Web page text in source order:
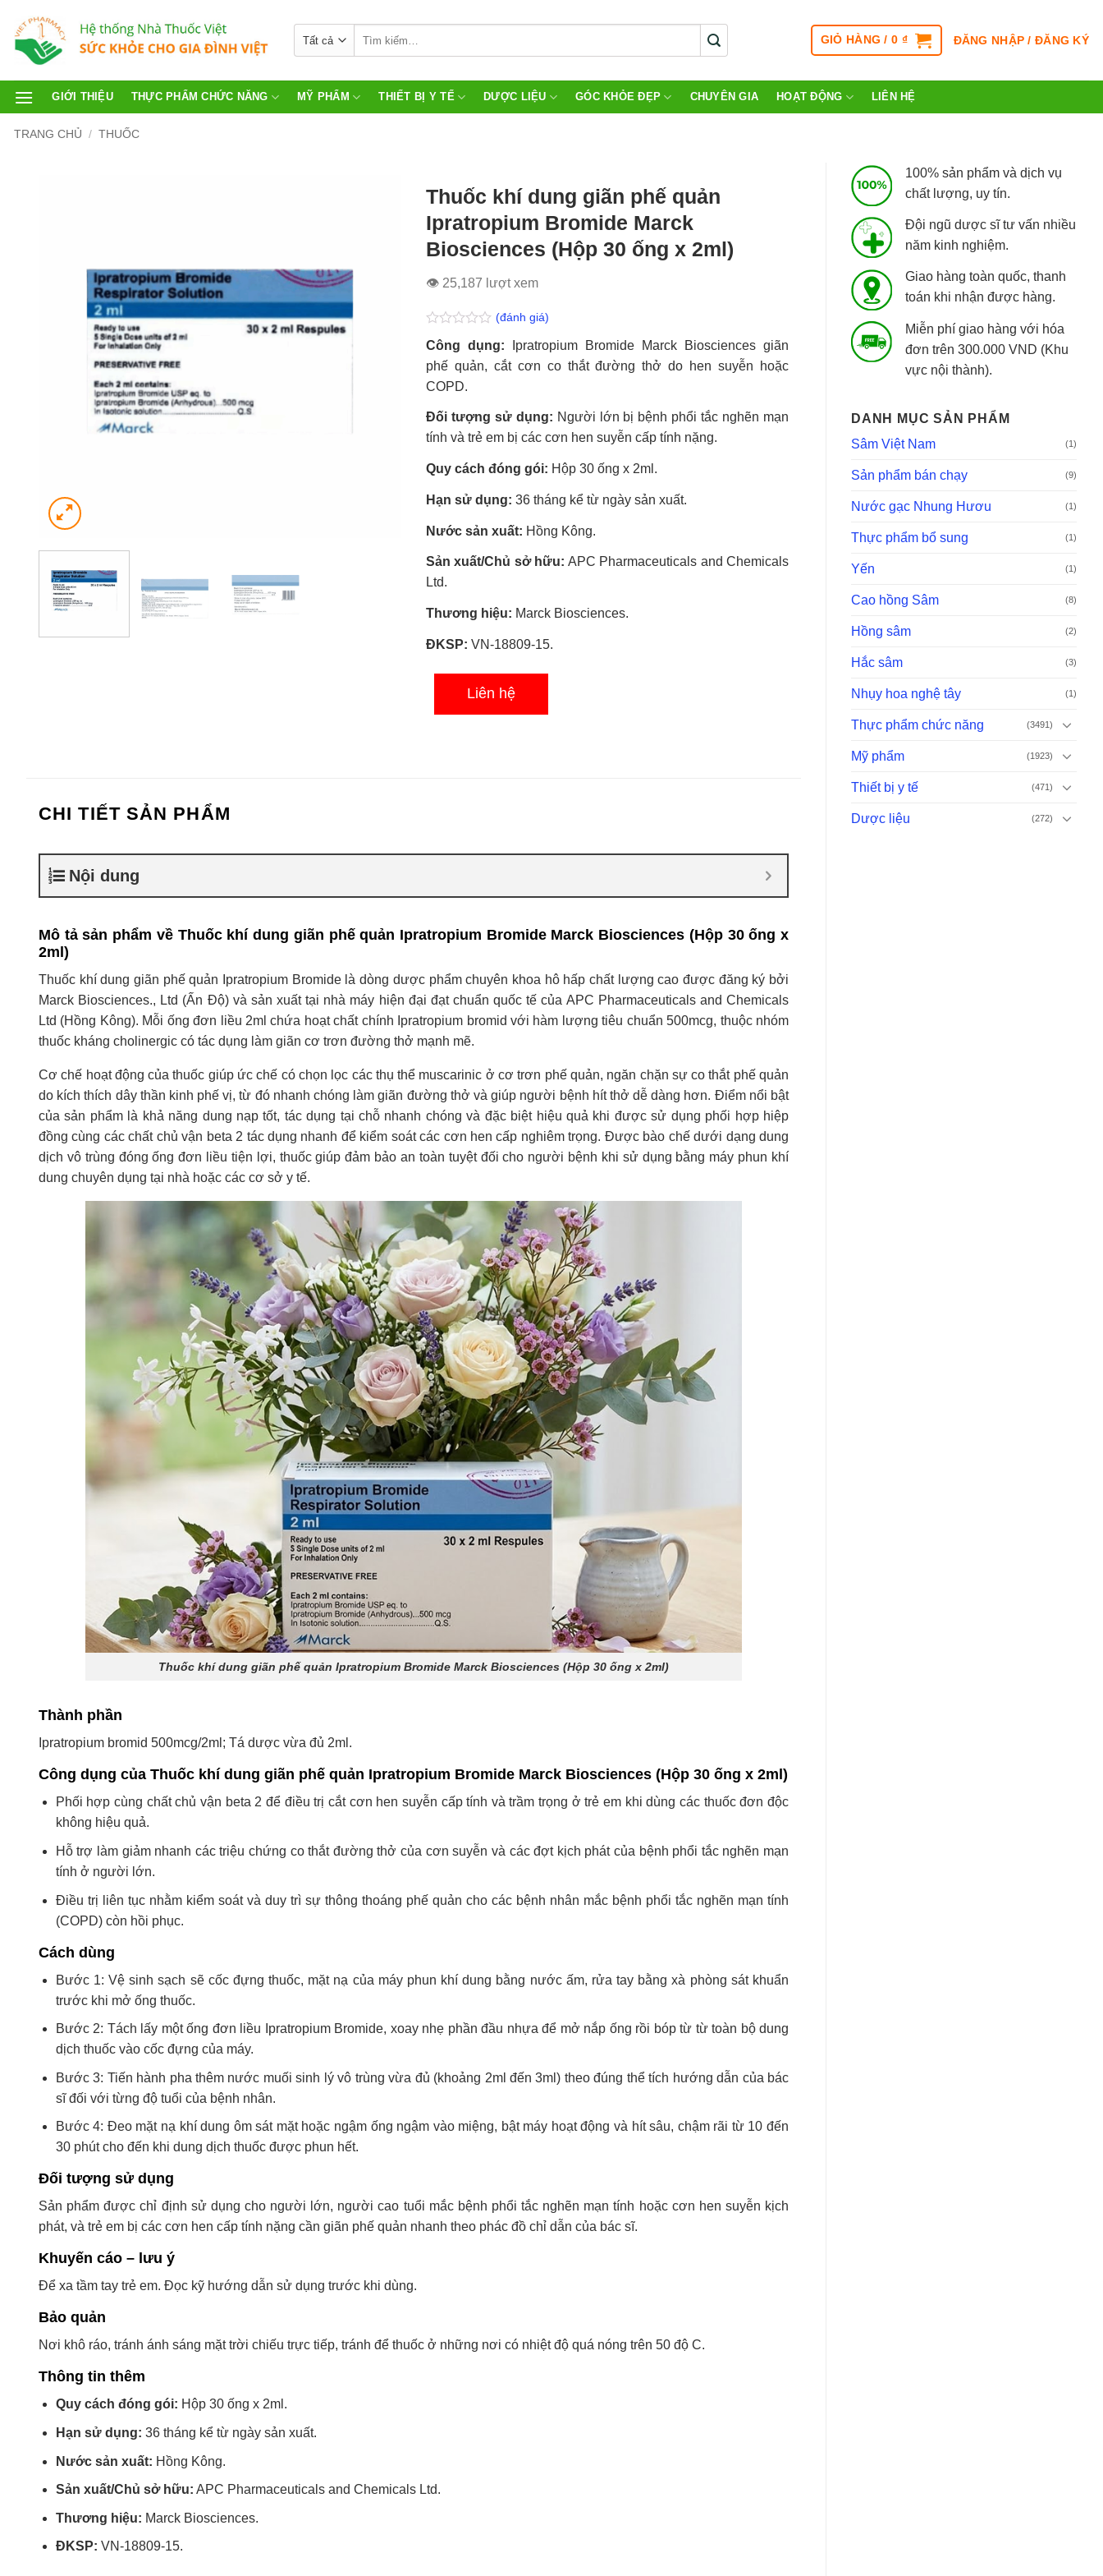
GIỎ HÀNG /0 ₫ ĐĂNG NHẬP / ĐĂNG KÝ
GIỚI THIỆU THỰC PHẨM CHỨC NĂNG MỸ PHẨM THIẾT BỊ Y TẾ DƯỢC LIỆU GÓC KHỎE ĐẸP CHUYÊN GIA HOẠT ĐỘNG LIÊN HỆ
TRANG CHỦ / THUỐC
100% sản phẩm và dịch vụ
chất lượng, uy tín.
Đội ngũ dược sĩ tư vấn nhiều
năm kinh nghiệm.
Giao hàng toàn quốc, thanh
toán khi nhận được hàng.
Miễn phí giao hàng với hóa
đơn trên 300.000 VND (Khu
vực nội thành).
DANH MỤC SẢN PHẨM
Sâm Việt Nam
(1)
Sản phẩm bán chạy (9)
Nước gạc Nhung Hươu (1)
Thực phẩm bổ sung (1)
Yến (1)
Cao hồng Sâm (8)
Hồng sâm (2)
Hắc sâm (3)
Nhụy hoa nghệ tây (1)
Thực phẩm chức năng (3491)
Mỹ phẩm (1923)
Thiết bị y tế (471)
Dược liệu (272)
Thuốc khí dung giãn phế quản
Ipratropium Bromide Marck
Biosciences (Hộp 30 ống x 2ml)
👁 25,187 lượt xem
Được
xếp
hạng
0.0
5
(đánh giá)
Công dụng: Ipratropium Bromide Marck Biosciences giãn
phế quản, cắt cơn co thắt đường thở do hen suyễn hoặc
COPD.
Đối tượng sử dụng: Người lớn bị bệnh phổi tắc nghẽn mạn
tính và trẻ em bị các cơn hen suyễn cấp tính nặng.
Quy cách đóng gói: Hộp 30 ống x 2ml.
Hạn sử dụng: 36 tháng kể từ ngày sản xuất.
Nước sản xuất: Hồng Kông.
Sản xuất/Chủ sở hữu: APC Pharmaceuticals and Chemicals
Ltd.
Thương hiệu: Marck Biosciences.
ĐKSP: VN-18809-15.
Liên hệ
CHI TIẾT SẢN PHẨM
Nội dung
Mô tả sản phẩm về Thuốc khí dung giãn phế quản Ipratropium Bromide Marck Biosciences (Hộp 30 ống x
2ml)
Thuốc khí dung giãn phế quản Ipratropium Bromide là dòng dược phẩm chuyên khoa hô hấp chất lượng cao được đăng ký bởi
Marck Biosciences., Ltd (Ấn Độ) và sản xuất tại nhà máy hiện đại đạt chuẩn quốc tế của APC Pharmaceuticals and Chemicals
Ltd (Hồng Kông). Mỗi ống đơn liều 2ml chứa hoạt chất chính Ipratropium bromid với hàm lượng tiêu chuẩn 500mcg, thuộc nhóm
thuốc kháng cholinergic có tác dụng làm giãn cơ trơn đường thở mạnh mẽ.
Cơ chế hoạt động của thuốc giúp ức chế có chọn lọc các thụ thể muscarinic ở cơ trơn phế quản, ngăn chặn sự co thắt phế quản
do kích thích dây thần kinh phế vị, từ đó nhanh chóng làm giãn đường thở và giúp người bệnh hít thở dễ dàng hơn. Điểm nổi bật
của sản phẩm là khả năng dung nạp tốt, tác dụng tại chỗ nhanh chóng và đặc biệt hiệu quả khi được sử dụng phối hợp hiệp
đồng cùng các chất chủ vận beta 2 tác dụng nhanh để kiểm soát các cơn hen cấp nghiêm trọng. Được bào chế dưới dạng dung
dịch vô trùng đóng ống đơn liều tiện lợi, thuốc giúp đảm bảo an toàn tuyệt đối cho người bệnh khi sử dụng bằng máy phun khí
dung chuyên dụng tại nhà hoặc các cơ sở y tế.
Thuốc khí dung giãn phế quản Ipratropium Bromide Marck Biosciences (Hộp 30 ống x 2ml)
Thành phần
Ipratropium bromid 500mcg/2ml; Tá dược vừa đủ 2ml.
Công dụng của Thuốc khí dung giãn phế quản Ipratropium Bromide Marck Biosciences (Hộp 30 ống x 2ml)
Phối hợp cùng chất chủ vận beta 2 để điều trị cắt cơn hen suyễn cấp tính và trầm trọng ở trẻ em khi dùng các thuốc đơn độc
không hiệu quả.
Hỗ trợ làm giảm nhanh các triệu chứng co thắt đường thở của cơn suyễn và các đợt kịch phát của bệnh phổi tắc nghẽn mạn
tính ở người lớn.
Điều trị liên tục nhằm kiểm soát và duy trì sự thông thoáng phế quản cho các bệnh nhân mắc bệnh phổi tắc nghẽn mạn tính
(COPD) còn hồi phục.
Cách dùng
Bước 1: Vệ sinh sạch sẽ cốc đựng thuốc, mặt nạ của máy phun khí dung bằng nước ấm, rửa tay bằng xà phòng sát khuẩn
trước khi mở ống thuốc.
Bước 2: Tách lấy một ống đơn liều Ipratropium Bromide, xoay nhẹ phần đầu nhựa để mở nắp ống rồi bóp từ từ toàn bộ dung
dịch thuốc vào cốc đựng của máy.
Bước 3: Tiến hành pha thêm nước muối sinh lý vô trùng vừa đủ (khoảng 2ml đến 3ml) theo đúng thể tích hướng dẫn của bác
sĩ đối với từng độ tuổi của bệnh nhân.
Bước 4: Đeo mặt nạ khí dung ôm sát mặt hoặc ngậm ống ngậm vào miệng, bật máy hoạt động và hít sâu, chậm rãi từ 10 đến
30 phút cho đến khi dung dịch thuốc được phun hết.
Đối tượng sử dụng
Sản phẩm được chỉ định sử dụng cho người lớn, người cao tuổi mắc bệnh phổi tắc nghẽn mạn tính hoặc cơn hen suyễn kịch
phát, và trẻ em bị các cơn hen cấp tính nặng cần giãn phế quản nhanh theo phác đồ chỉ dẫn của bác sĩ.
Khuyến cáo – lưu ý
Để xa tầm tay trẻ em. Đọc kỹ hướng dẫn sử dụng trước khi dùng.
Bảo quản
Nơi khô ráo, tránh ánh sáng mặt trời chiếu trực tiếp, tránh để thuốc ở những nơi có nhiệt độ quá nóng trên 50 độ C.
Thông tin thêm
Quy cách đóng gói: Hộp 30 ống x 2ml.
Hạn sử dụng: 36 tháng kể từ ngày sản xuất.
Nước sản xuất: Hồng Kông.
Sản xuất/Chủ sở hữu: APC Pharmaceuticals and Chemicals Ltd.
Thương hiệu: Marck Biosciences.
ĐKSP: VN-18809-15.